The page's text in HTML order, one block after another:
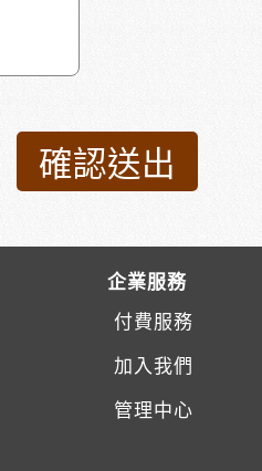
企業服務
付費服務
加入我們
管理中心